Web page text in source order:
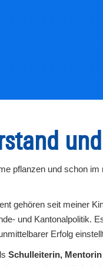
pflanzen und schon
gehören seit meiner
und Kantonalpolitik.
Erfolg
Schulleiterin, Mentorin